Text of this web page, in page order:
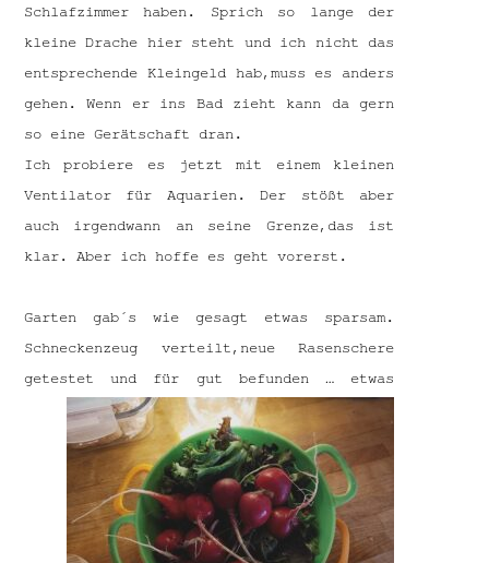
Schlafzimmer haben. Sprich so lange der
kleine Drache hier steht und ich nicht das
entsprechende Kleingeld hab,muss es anders
gehen. Wenn er ins Bad zieht kann da gern
so eine Gerätschaft dran.
Ich probiere es jetzt mit einem kleinen
Ventilator für Aquarien. Der stößt aber
auch irgendwann an seine Grenze,das ist
klar. Aber ich hoffe es geht vorerst.
Garten gab´s wie gesagt etwas sparsam.
Schneckenzeug verteilt,neue Rasenschere
getestet und für gut befunden … etwas